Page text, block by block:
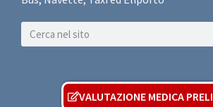
VALUTAZIONE MEDICA